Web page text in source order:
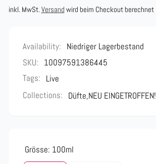
inkl. MwSt.Versand wird beim Checkout berechnet
Availability: Niedriger Lagerbestand
SKU: 10097591386445
Tags: Live
Collections: Düfte,NEU EINGETROFFEN!
Grösse: 100ml